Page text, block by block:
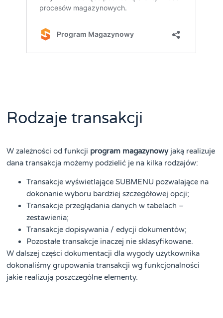
Rodzaje transakcji
W zależności od funkcji program magazynowyjaką realizuje
dana transakcja możemy podzielić je na kilka rodzajów:
Transakcje wyświetlające SUBMENU pozwalające na
dokonanie wyboru bardziej szczegółowej opcji;
Transakcje przeglądania danych w tabelach –
zestawienia;
Transakcje dopisywania / edycji dokumentów;
Pozostałe transakcje inaczej nie sklasyfikowane.
W dalszej części dokumentacji dla wygody użytkownika
dokonaliśmy grupowania transakcji wg funkcjonalności
jakie realizują poszczególne elementy.